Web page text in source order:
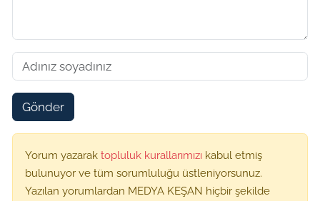
Gönder
Yorum yazarak topluluk kurallarımızı kabul etmiş
bulunuyor ve tüm sorumluluğu üstleniyorsunuz.
Yazılan yorumlardan MEDYA KEŞAN hiçbir şekilde